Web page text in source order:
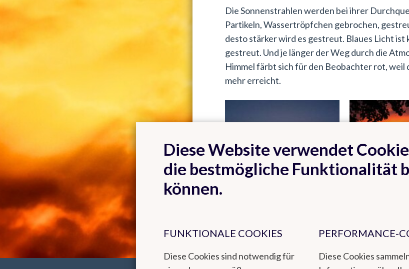
Die Sonnenstrahlen werden bei ihrer
Partikeln, Wassertröpfchen gebrochen,
desto stärker wird es gestreut. Blaues Licht
gestreut. Und je länger der Weg durch die
Himmel färbt sich für den Beobachter rot,
mehr erreicht.
Diese Website verwendet
die bestmögliche Funktionalität
können.
FUNKTIONALE COOKIES
Diese Cookies sind notwendig für
PERFORMANCE-
Diese Cookies